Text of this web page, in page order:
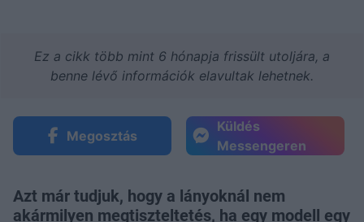
Ez a cikk több mint 6 hónapja frissült utoljára, a
benne lévő információk elavultak lehetnek.
Megosztás
Küldés
Messengeren
Azt már tudjuk, hogy a lányoknál nem
akármilyen megtiszteltetés, ha egy modell egy